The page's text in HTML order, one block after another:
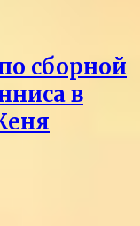
сборной
в